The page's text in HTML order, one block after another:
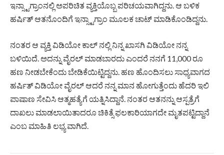
ಇನ್ಸ್ಟಾಗ್ರಾಂನಲ್ಲಿ ಅಪರಿಚಿತ ವ್ಯಕ್ತಿಯೊಬ್ಬ ಪರಿಚಯವಾಗಿದ್ದನು. ಆ ಬಳಿಕ
ಹರ್ಷಿತ್ ಆತನೊಂದಿಗೆ ಇನ್ಸ್ಟಾಗ್ರಾಂ ಮೂಲಕ ಚಾಟ್ ಮಾಡಿಕೊಂಡಿದ್ದನು.
ನಂತರ ಆ ವ್ಯಕ್ತಿ ವಿಡಿಯೋ ಕಾಲ್ ನಲ್ಲಿ ನಿನ್ನ ಖಾಸಗಿ ವಿಡಿಯೋ ನನ್ನ
ಬಳಿಯಿದೆ. ಅದನ್ನು ವೈರಲ್ ಮಾಡಬಾರದು ಎಂದರೆ ನನಗೆ 11,000 ರೂ
ಹಣ ನೀಡಬೇಕೆಂದು ಬೇಡಿಕೆಯಿಟ್ಟಿದ್ದನು. ಹಣ ಹೊಂದಿಸಲು ಸಾಧ್ಯವಾಗದ
ಹರ್ಷಿತ್ ವಿಡಿಯೋ ವೈರಲ್ ಆದರೆ ನನ್ನ ಮಾನ ಹೋಗುತ್ತೆಂದು ಹೆದರಿ ಇಲಿ
ಪಾಷಾಣ ಸೇವಿಸಿ ಆತ್ಮಹತ್ಯೆಗೆ ಯತ್ನಿಸಿದ್ದಾನೆ. ನಂತರ ಆತನನ್ನು ಆಸ್ಪತ್ರೆಗೆ
ದಾಖಲು ಮಾಡಲಾಯಿತಾದರೂ ಚಿಕಿತ್ಸೆ ಫಲಕಾರಿಯಾಗದೇ ಮೃತಪಟ್ಟಿದ್ದಾನೆ
ಎಂಬ ಮಾಹಿತಿ ಲಭ್ಯ ವಾಗಿದೆ.